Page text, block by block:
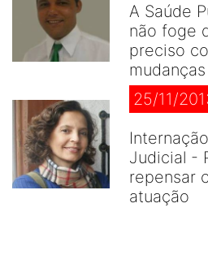
A Saúde
não foge
preciso
mudanças
25/11/
Judicial -
repensar
atuação